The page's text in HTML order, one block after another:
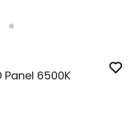
Panel 6500K